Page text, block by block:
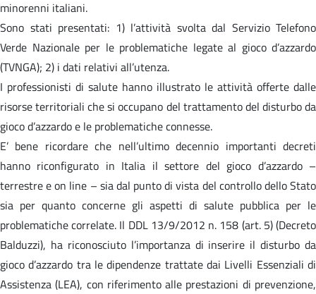
minorenni italiani.
Sono stati presentati: 1) l’attività svolta dal Servizio Telefono
Verde Nazionale per le problematiche legate al gioco d’azzardo
(TVNGA); 2) i dati relativi all’utenza.
I professionisti di salute hanno illustrato le attività offerte dalle
risorse territoriali che si occupano del trattamento del disturbo da
gioco d’azzardo e le problematiche connesse.
E’ bene ricordare che nell’ultimo decennio importanti decreti
hanno riconfigurato in Italia il settore del gioco d’azzardo –
terrestre e on line – sia dal punto di vista del controllo dello Stato
sia per quanto concerne gli aspetti di salute pubblica per le
problematiche correlate. Il DDL 13/9/2012 n. 158 (art. 5) (Decreto
Balduzzi), ha riconosciuto l’importanza di inserire il disturbo da
gioco d’azzardo tra le dipendenze trattate dai Livelli Essenziali di
Assistenza (LEA), con riferimento alle prestazioni di prevenzione,